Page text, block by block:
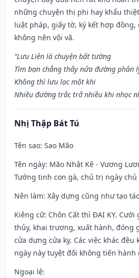
những chuyện thị phi hay khẩu
luật pháp, giấy tờ, ký kết hợp
không nên vội vã.
“Lưu Liên là chuyện bất tường
Tìm bạn chẳng thấy nửa đường phân
Không thì lưu lạc một khi
Nhiều đường trắc trở nhiều khi nhọc
Nhị Thập Bát Tú
Tên sao: Sao Mão
Tên ngày: Mão Nhật Kê - Vương
Tướng tinh con gà, chủ trị ngày chủ
Nên làm: Xây dựng cũng như tạo
Kiêng cữ: Chôn Cất thì ĐẠI KỴ.
thủy, khai trương, xuất hành, đóng
cửa dựng cửa kỵ. Các việc khác đều
ngày này tuyệt đối không tiến hành
Ngoại lệ: